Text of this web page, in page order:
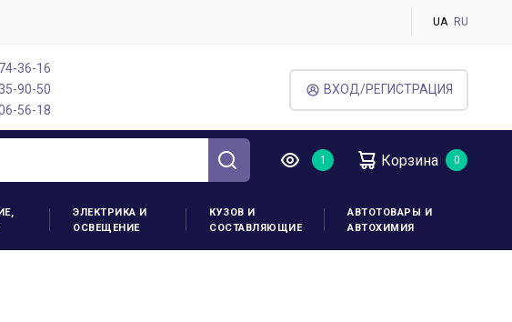
UA RU
36-16
90-50
56-18
ВХОД/РЕГИСТРАЦИЯ
Корзина
ЭЛЕКТРИКА И
ОСВЕЩЕНИЕ
КУЗОВ И
СОСТАВЛЯЮЩИЕ
АВТОТОВАРЫ И
АВТОХИМИЯ